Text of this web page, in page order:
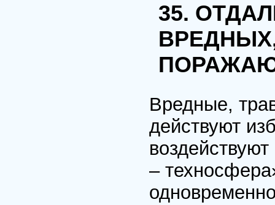
35.
Вредные,
действуют
–